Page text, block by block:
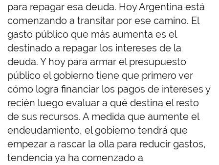
para repagar esa deuda. Hoy Argentina está
comenzando a transitar por ese camino. El
gasto público que más aumenta es el
destinado a repagar los intereses de la
deuda. Y hoy para armar el presupuesto
público el gobierno tiene que primero ver
cómo logra financiar los pagos de intereses y
recién luego evaluar a qué destina el resto
de sus recursos. A medida que aumente el
endeudamiento, el gobierno tendrá que
empezar a rascar la olla para reducir gastos,
tendencia ya ha comenzado a